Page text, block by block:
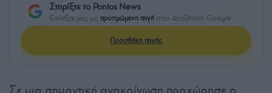
Στηρίξτε το Pontos News
Επιλέξτε μας ως προτιμώμενη πηγή στην Αναζήτηση Google
Προσθήκη πηγής